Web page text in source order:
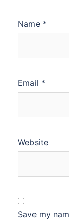
Name *
Email *
Website
Save my